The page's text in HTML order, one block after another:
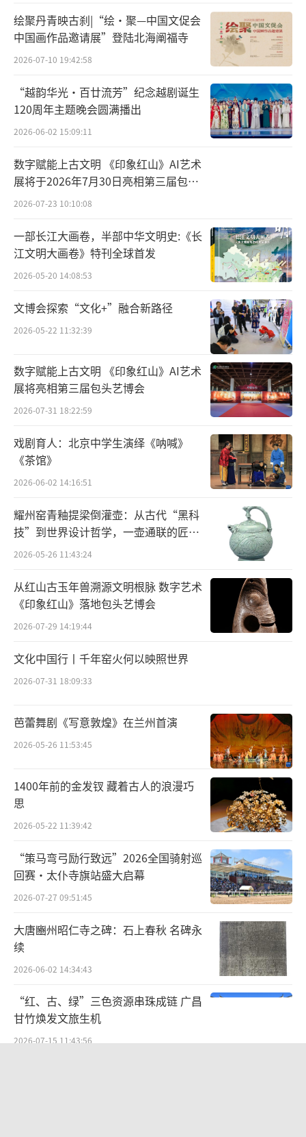
剧排演外国作品对中国戏曲自身到底有着怎样
的意义？京剧表演艺术家、北京京剧院一级演
员叶金援曾参演以京剧表演方式创编的外国题
材剧目《中国公主图兰朵》。在他看来，将国
外名著名剧改编为京剧，拓宽了京剧的题材、
开拓了观众的视野，也提高了京剧的表现力。
同时，这些改编剧目吸纳了原作品思想内涵、
表现技巧，有利于赢得更多观众、拓宽市场份
额，增加传统京剧走出国门的机会。但需要注
外国作品要京剧化而不要外国化，不能离开京
剧本体，成为蹩脚的西洋歌剧。
改编外国作品到底“有没有戏”？四川省
戏剧家协会名誉主席、研究员廖全京介绍了相
关经验。据他透露，知名编剧徐棻根据奥尼尔
的话剧《榆树下的欲望》改编的川剧《欲海狂
潮》和魏明伦根据普契尼的歌剧《图兰朵》改
编的川剧《中国公主杜兰朵》，为后来者积累
“首先是要寻找共生因子。”廖全京表
示，中外文化之间存在一些彼此影响、相互认
同的共生因子，发现并研究这些共生因子是所
有改编创作不可忽视的前提条件，而强化川剧
精神也是重要一环，具体表现为，要充分发扬
川剧的悲剧喜演的乐天传统，充分运用载歌载
舞的川剧手段和灵活多变的舞台调度。
关于选材，中国艺术研究院研究员、梅兰
芳纪念馆原馆长秦华生也颇有研究。他以京剧
《摩登伽女》《吝啬鬼》为例分析认为，京剧
《摩登伽女》中，尚小云在剧中跳“英格兰女
儿舞”让观众耳目一新；《吝啬鬼》安排了大
量的丑角唱腔和核心唱段，全面展现了京剧丑
行的表演特色，让观众忍俊不禁，现场效果极
好。
“由此可见，京剧编演外国作品应精心选
取蕴含丰厚的异域故事与人物，引起中国观众
的审美兴趣。同时，选取的异域故事和人物，
能够与京剧艺术的规范具有相融性，既主要运
用京剧艺术表演，又可以适度加入异域艺术元
素，使京剧舞台的呈现丰富多彩。”秦华生
说。
“新编外国题材的京剧，这是艺术创作中
应有的课题。”一级编剧严福昌表示，编演外
国题材的实践路径，要回归或遵循戏剧本体，
绘聚丹青映古刹|“绘·聚—中国文促会
中国画作品邀请展”登陆北海阐福寺
2026-07-10 19:42:58
“越韵华光·百廿流芳”纪念越剧诞生
120周年主题晚会圆满播出
2026-06-02 15:09:11
数字赋能上古文明 《印象红山》AI艺术
展将于2026年7月30日亮相第三届包头
艺博会
2026-07-23 10:10:08
一部长江大画卷，半部中华文明史:《长
江文明大画卷》特刊全球首发
2026-05-20 14:08:53
文博会探索“文化+”融合新路径
2026-05-22 11:32:39
数字赋能上古文明 《印象红山》AI艺术
展将亮相第三届包头艺博会
2026-07-31 18:22:59
戏剧育人：北京中学生演绎《呐喊》
《茶馆》
2026-06-02 14:16:51
耀州窑青釉提梁倒灌壶：从古代“黑科
技”到世界设计哲学，一壶通联的匠心
宇宙
2026-05-26 11:43:24
从红山古玉年兽溯源文明根脉 数字艺术
《印象红山》落地包头艺博会
2026-07-29 14:19:44
文化中国行丨千年窑火何以映照世界
2026-07-31 18:09:33
芭蕾舞剧《写意敦煌》在兰州首演
2026-05-26 11:53:45
1400年前的金发钗 藏着古人的浪漫巧
思
2026-05-22 11:39:42
“策马弯弓励行致远”2026全国骑射巡
回赛·太仆寺旗站盛大启幕
2026-07-27 09:51:45
大唐豳州昭仁寺之碑：石上春秋 名碑永
续
2026-06-02 14:34:43
“红、古、绿”三色资源串珠成链 广昌
甘竹焕发文旅生机
2026-07-15 11:43:56